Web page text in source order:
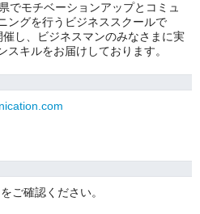
でモチベーションアップとコミュ
ングを行うビジネススクールで
し、ビジネスマンのみなさまに実
キルをお届けしております。
をご確認ください。